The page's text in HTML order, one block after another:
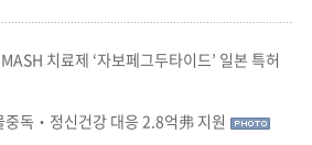
치료제 ‘자보페그두타이드’ 일본 특허
중독‧정신건강 대응 2.8억弗 지원